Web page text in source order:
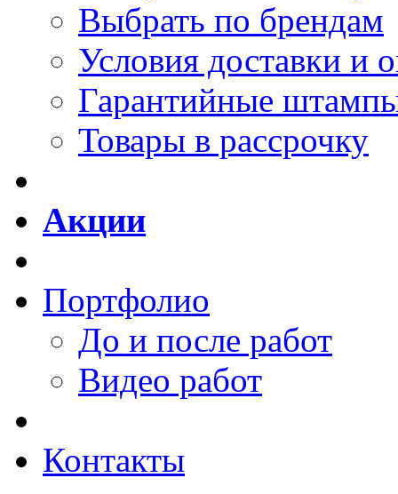
Выбрать по брендам
Условия доставки и
Гарантийные
Товары в рассрочку
Акции
Портфолио
До и после работ
Видео работ
Контакты